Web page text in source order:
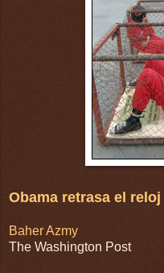
Obama retrasa el
Baher Azmy
The Washington Post